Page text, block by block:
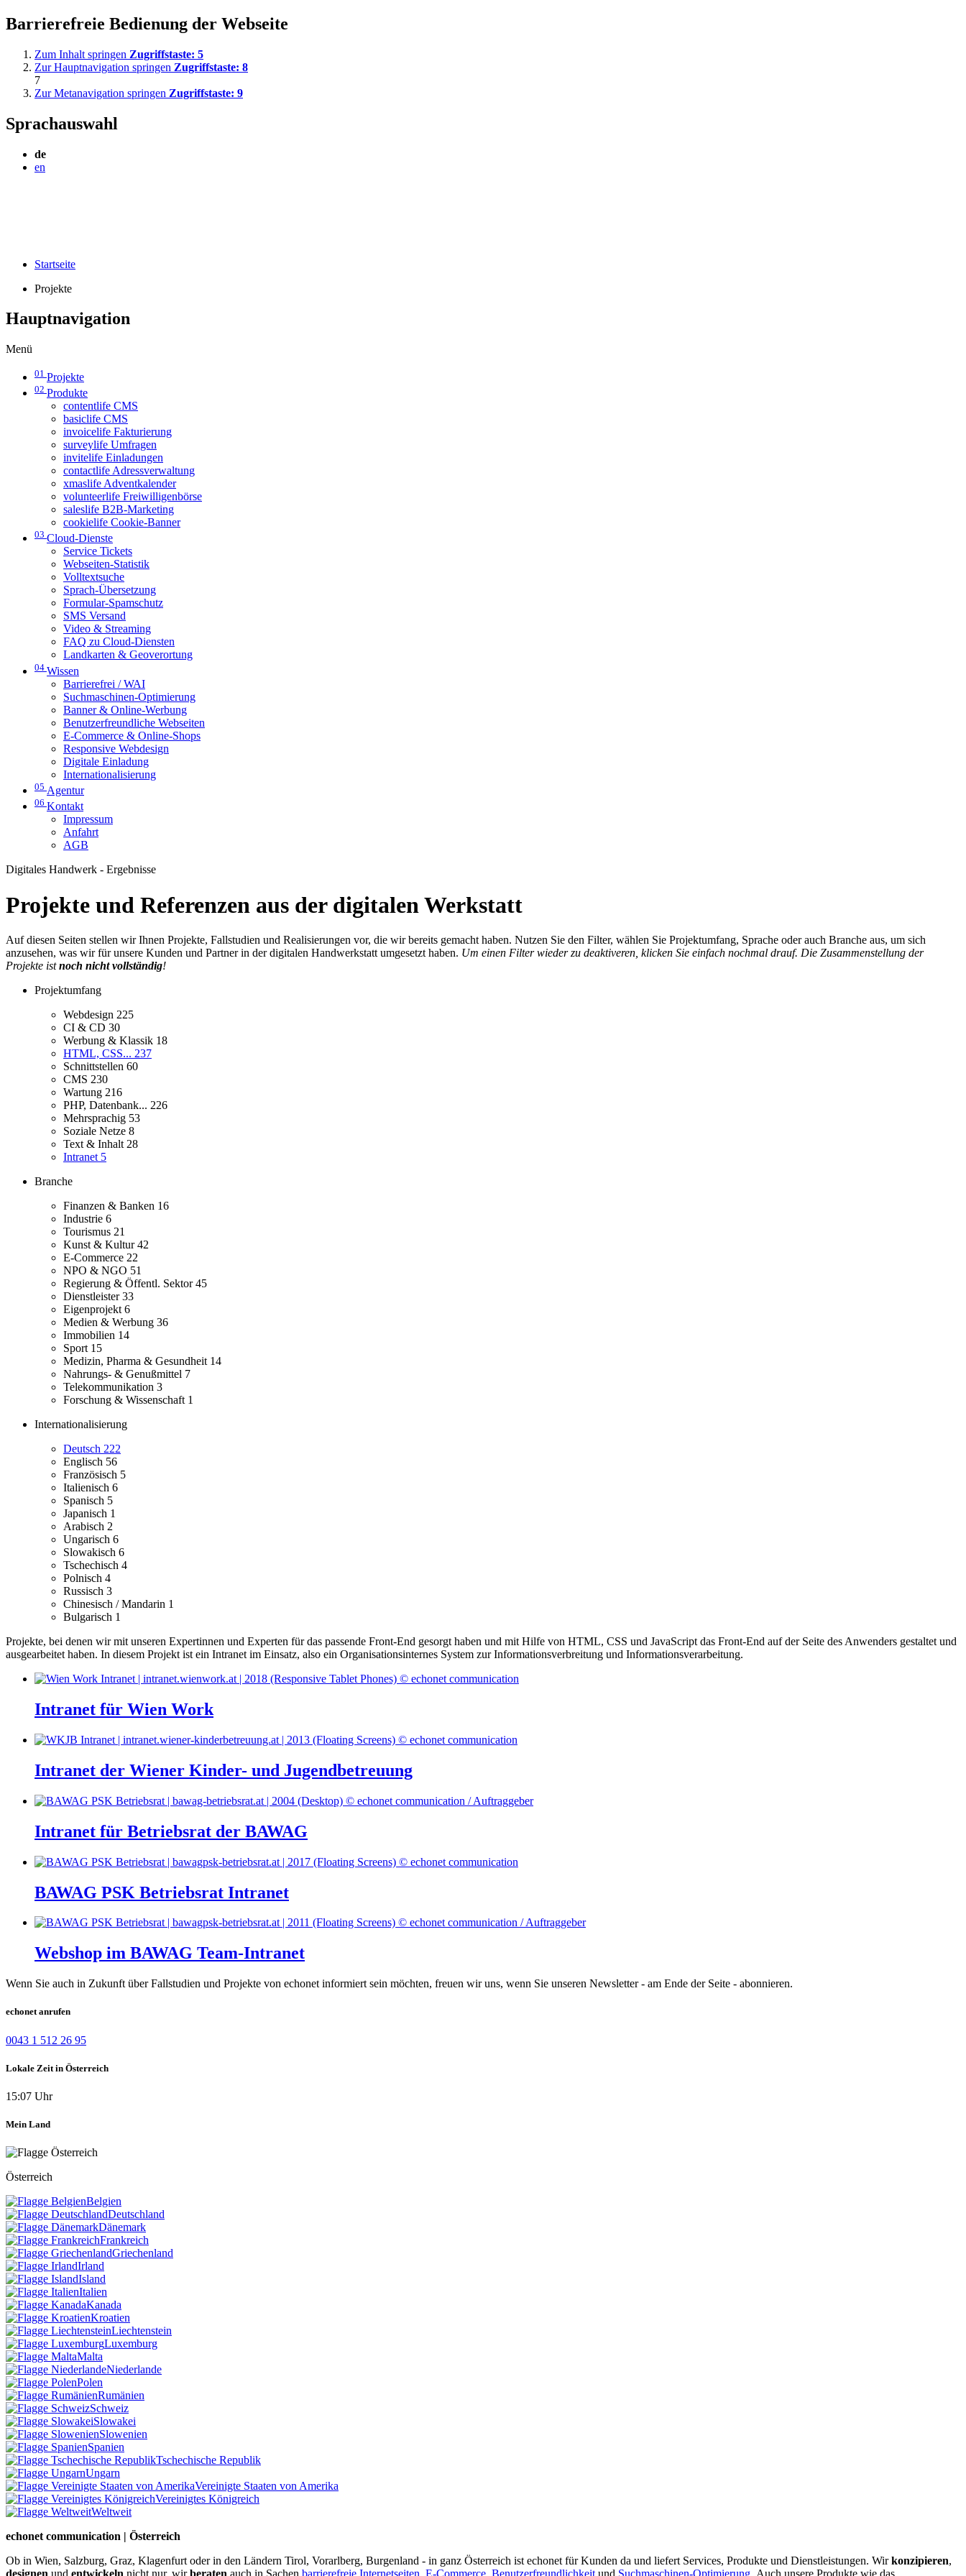
Barrierefreie Bedienung der Webseite
Zum Inhalt springen Zugriffstaste: 5
Zur Hauptnavigation springen Zugriffstaste: 8
7
Zur Metanavigation springen Zugriffstaste: 9
Sprachauswahl
de
en
Startseite
Projekte
Hauptnavigation
Menü
01 Projekte
02 Produkte
contentlife CMS
basiclife CMS
invoicelife Fakturierung
surveylife Umfragen
invitelife Einladungen
contactlife Adressverwaltung
xmaslife Adventkalender
volunteerlife Freiwilligenbörse
saleslife B2B-Marketing
cookielife Cookie-Banner
03 Cloud-Dienste
Service Tickets
Webseiten-Statistik
Volltextsuche
Sprach-Übersetzung
Formular-Spamschutz
SMS Versand
Video & Streaming
FAQ zu Cloud-Diensten
Landkarten & Geoverortung
04 Wissen
Barrierefrei / WAI
Suchmaschinen-Optimierung
Banner & Online-Werbung
Benutzerfreundliche Webseiten
E-Commerce & Online-Shops
Responsive Webdesign
Digitale Einladung
Internationalisierung
05 Agentur
06 Kontakt
Impressum
Anfahrt
AGB
Digitales Handwerk - Ergebnisse
Projekte und Referenzen aus der digitalen Werkstatt
Auf diesen Seiten stellen wir Ihnen Projekte, Fallstudien und Realisierungen vor, die wir bereits gemacht haben. Nutzen Sie den Filter, wählen Sie Projektumfang, Sprache oder auch Branche aus, um sich
anzusehen, was wir für unsere Kunden und Partner in der digitalen Handwerkstatt umgesetzt haben. Um einen Filter wieder zu deaktiveren, klicken Sie einfach nochmal drauf. Die Zusammenstellung der
Projekte istnoch nicht vollständig!
Projektumfang
Webdesign 225
CI & CD 30
Werbung & Klassik 18
HTML, CSS... 237
Schnittstellen 60
CMS 230
Wartung 216
PHP, Datenbank... 226
Mehrsprachig 53
Soziale Netze 8
Text & Inhalt 28
Intranet 5
Branche
Finanzen & Banken 16
Industrie 6
Tourismus 21
Kunst & Kultur42
E-Commerce 22
NPO & NGO 51
Regierung & Öffentl. Sektor45
Dienstleister33
Eigenprojekt 6
Medien & Werbung 36
Immobilien 14
Sport 15
Medizin, Pharma & Gesundheit 14
Nahrungs- & Genußmittel 7
Telekommunikation 3
Forschung & Wissenschaft 1
Internationalisierung
Deutsch 222
Englisch 56
Französisch 5
Italienisch 6
Spanisch 5
Japanisch 1
Arabisch 2
Ungarisch 6
Slowakisch 6
Tschechisch 4
Polnisch 4
Russisch 3
Chinesisch / Mandarin 1
Bulgarisch 1
Projekte, bei denen wir mit unseren Expertinnen und Experten für das passende Front-End gesorgt haben und mit Hilfe von HTML, CSS und JavaScript das Front-End auf der Seite des Anwenders gestaltet und
ausgearbeitet haben. In diesem Projekt ist ein Intranet im Einsatz, also ein Organisationsinternes System zur Informationsverbreitung und Informationsverarbeitung.
Intranet für Wien Work
Intranet der Wiener Kinder- und Jugendbetreuung
Intranet für Betriebsrat der BAWAG
BAWAG PSK Betriebsrat Intranet
Webshop im BAWAG Team-Intranet
Wenn Sie auch in Zukunft über Fallstudien und Projekte von echonet informiert sein möchten, freuen wir uns, wenn Sie unseren Newsletter - am Ende der Seite - abonnieren.
echonet anrufen
0043 1 512 26 95
Lokale Zeit in Österreich
15:07 Uhr
Mein Land
Österreich
Belgien
Deutschland
Dänemark
Frankreich
Griechenland
Irland
Island
Italien
Kanada
Kroatien
Liechtenstein
Luxemburg
Malta
Niederlande
Polen
Rumänien
Schweiz
Slowakei
Slowenien
Spanien
Tschechische Republik
Ungarn
Vereinigte Staaten von Amerika
Vereinigtes Königreich
Weltweit
echonet communication | Österreich
Ob in Wien, Salzburg, Graz, Klagenfurt oder in den Ländern Tirol, Vorarlberg, Burgenland - in ganz Österreich ist echonet für Kunden da und liefert Services, Produkte und Dienstleistungen. Wirkonzipieren,